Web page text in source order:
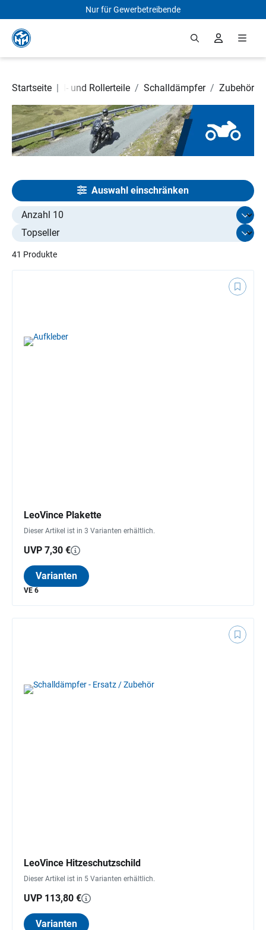
Zum Hauptinhalt springen
Nur für Gewerbetreibende
Startseite |
Motorrad- und Rollerteile / Schalldämpfer / Zubehör
Auswahl einschränken
41 Produkte
Select limit
LeoVince Plakette
Dieser Artikel ist in 3 Varianten erhältlich.
UVP 7,30 €
Varianten
VE 6
LeoVince Hitzeschutzschild
Dieser Artikel ist in 5 Varianten erhältlich.
UVP 113,80 €
Varianten